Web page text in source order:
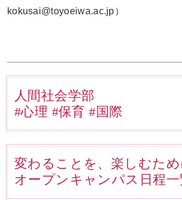
kokusai@toyoeiwa.ac.jp）
人間社会学部
#心理 #保育 #国際
変わることを、楽しむため
オープンキャンパス日程一